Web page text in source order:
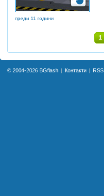
преди 11 години
1
© 2004-2026 BGflash Контакти RSS